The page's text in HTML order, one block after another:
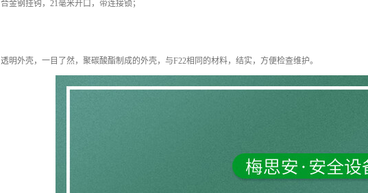
合金钢挂钩，21毫米开口，带连接锁；
透明外壳，一目了然，聚碳酸酯制成的外壳，与F22相同的材料，结实，方便检查维护。